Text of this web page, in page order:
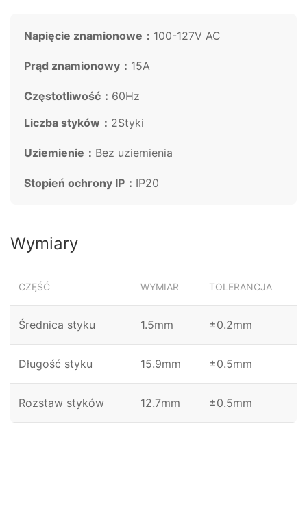
Napięcie znamionowe： 100-127V AC
Prąd znamionowy： 15A
Częstotliwość： 60Hz
Liczba styków： 2Styki
Uziemienie： Bez uziemienia
Stopień ochrony IP： IP20
Wymiary
CZĘŚĆ WYMIAR TOLERANCJA
Średnica styku 1.5mm ±0.2mm
Długość styku 15.9mm ±0.5mm
Rozstaw styków 12.7mm ±0.5mm